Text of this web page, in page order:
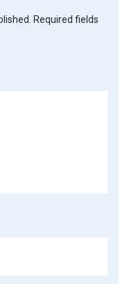
Required fields